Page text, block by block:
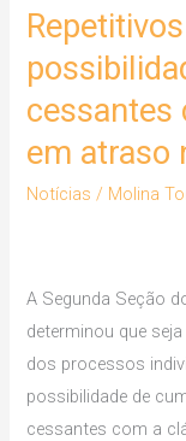
cessantes
em atraso
Notícias / Molina
A Segunda Seção
determinou que
dos processos
possibilidade de
cessantes com a
Repetitivos
possibilidade
de
cumular
lucros
penal
atraso
na